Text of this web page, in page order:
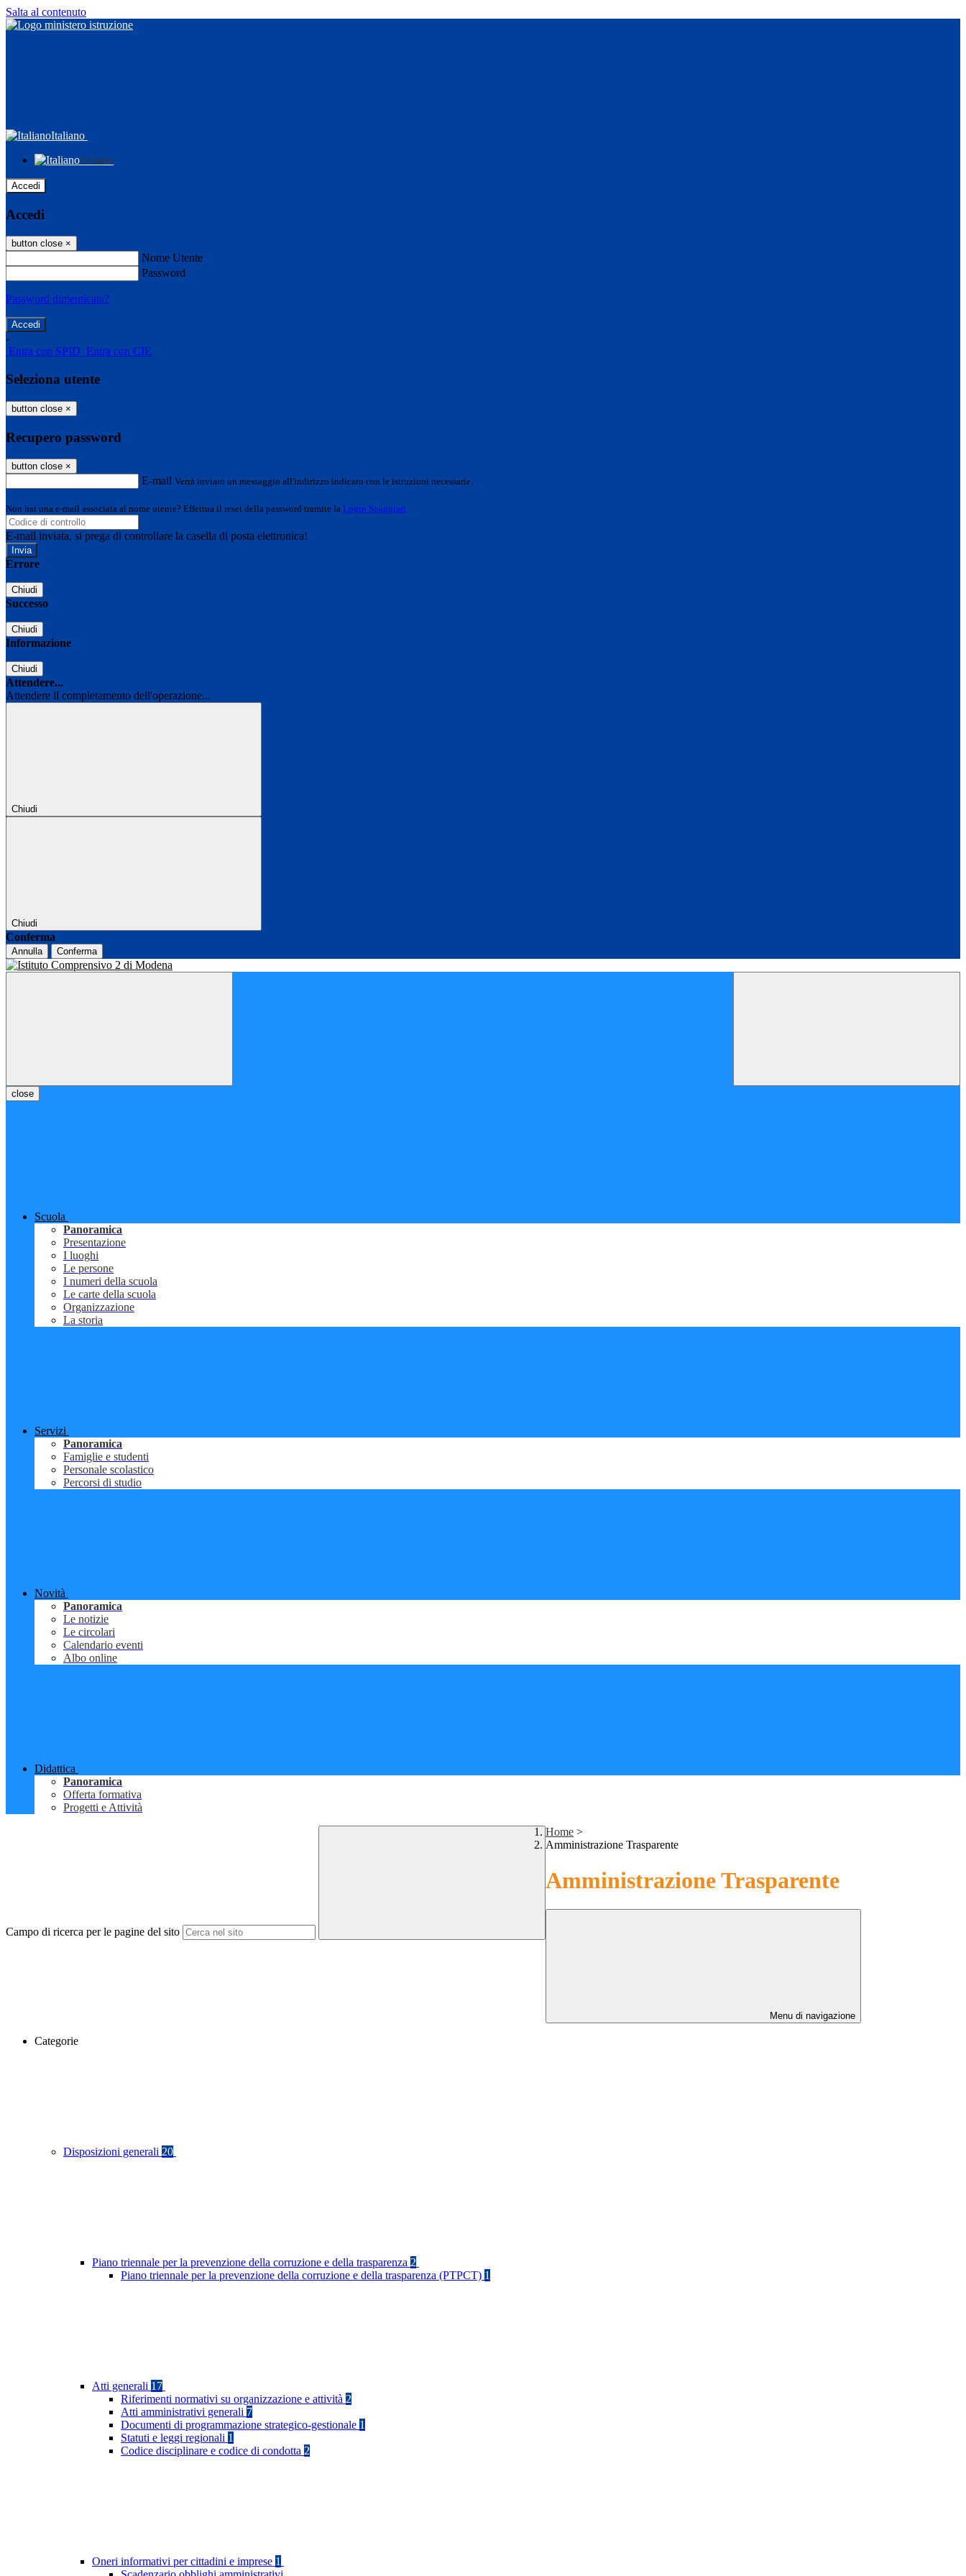
Salta al contenuto
Italiano
Italiano
Accedi
Accedi
button close ×
Nome Utente
Password
Password dimenticata?
-
Entra con SPID Entra con CIE
Seleziona utente
button close ×
Recupero password
button close ×
E-mail Verrà inviato un messaggio all'indirizzo indicato con le istruzioni necessarie.
Non hai una e-mail associata al nome utente? Effettua il reset della password tramite la Login Spaggiari
E-mail inviata, si prega di controllare la casella di posta elettronica!
Errore
Chiudi
Successo
Chiudi
Informazione
Chiudi
Attendere...
Attendere il completamento dell'operazione...
Chiudi
Chiudi
Conferma
Annulla Conferma
close
Scuola
Panoramica
Presentazione
I luoghi
Le persone
I numeri della scuola
Le carte della scuola
Organizzazione
La storia
Servizi
Panoramica
Famiglie e studenti
Personale scolastico
Percorsi di studio
Novità
Panoramica
Le notizie
Le circolari
Calendario eventi
Albo online
Didattica
Panoramica
Offerta formativa
Progetti e Attività
Campo di ricerca per le pagine del sito
Home >
Amministrazione Trasparente
Amministrazione Trasparente
Menu di navigazione
Categorie
Disposizioni generali 20
Piano triennale per la prevenzione della corruzione e della trasparenza 2
Piano triennale per la prevenzione della corruzione e della trasparenza (PTPCT) 1
Atti generali 17
Riferimenti normativi su organizzazione e attività 2
Atti amministrativi generali 7
Documenti di programmazione strategico-gestionale 1
Statuti e leggi regionali 1
Codice disciplinare e codice di condotta 2
Oneri informativi per cittadini e imprese 1